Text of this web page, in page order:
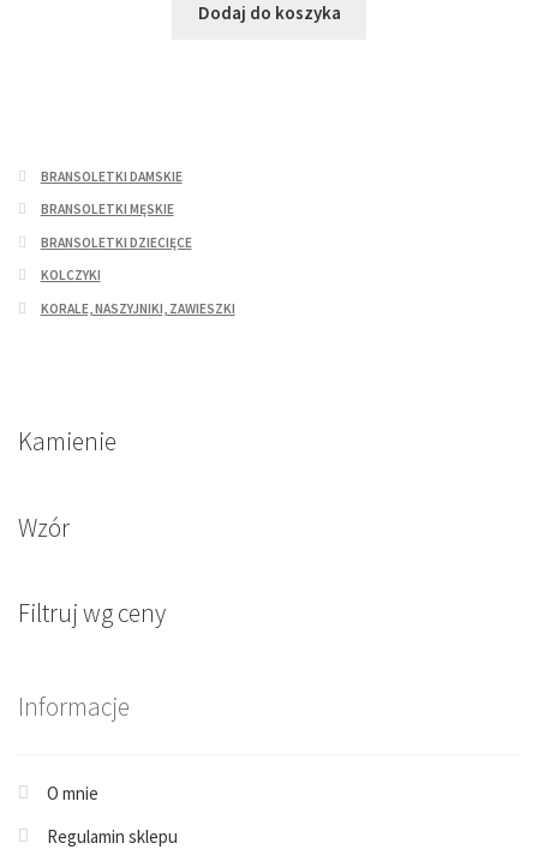
Dodaj do koszyka
BRANSOLETKI DAMSKIE
BRANSOLETKI MĘSKIE
BRANSOLETKI DZIECIĘCE
KOLCZYKI
KORALE, NASZYJNIKI, ZAWIESZKI
Kamienie
Wzór
Filtruj wg ceny
Informacje
O mnie
Regulamin sklepu